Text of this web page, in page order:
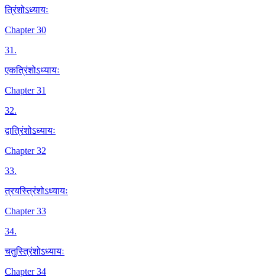
त्रिंशोऽध्यायः
Chapter 30
31.
एकत्रिंशोऽध्यायः
Chapter 31
32.
द्वात्रिंशोऽध्यायः
Chapter 32
33.
त्रयस्त्रिंशोऽध्यायः
Chapter 33
34.
चतुस्त्रिंशोऽध्यायः
Chapter 34